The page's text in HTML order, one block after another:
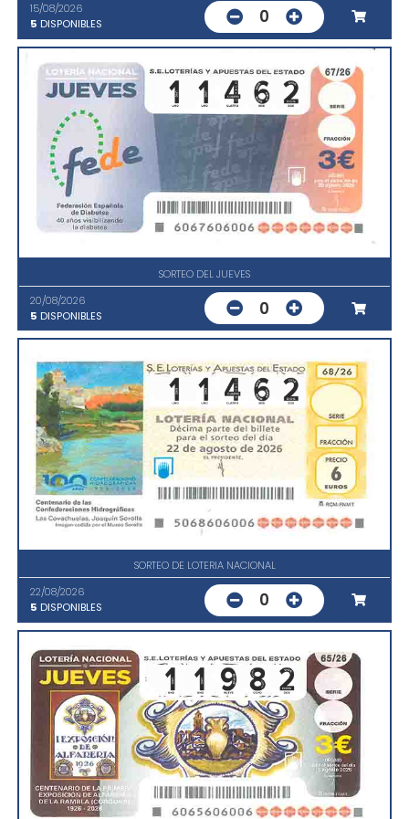
15/08/2026
5 DISPONIBLES 0
SORTEO DEL JUEVES
20/08/2026
5 DISPONIBLES 0
SORTEO DE LOTERIA NACIONAL
22/08/2026
5 DISPONIBLES 0